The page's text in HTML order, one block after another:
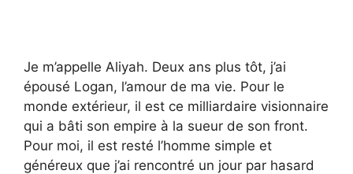
Je m’appelle Aliyah. Deux ans plus tôt, j’ai
épousé Logan, l’amour de ma vie. Pour le
monde extérieur, il est ce milliardaire visionnaire
qui a bâti son empire à la sueur de son front.
Pour moi, il est resté l’homme simple et
généreux que j’ai rencontré un jour par hasard